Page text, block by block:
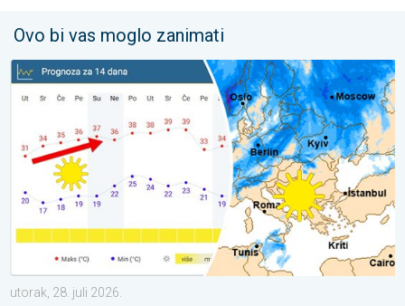
Ovo bi vas moglo zanimati
Ljeto u punom sjaju – Sunce i vruće. Većinom stabilno. . .
utorak, 28. juli 2026.